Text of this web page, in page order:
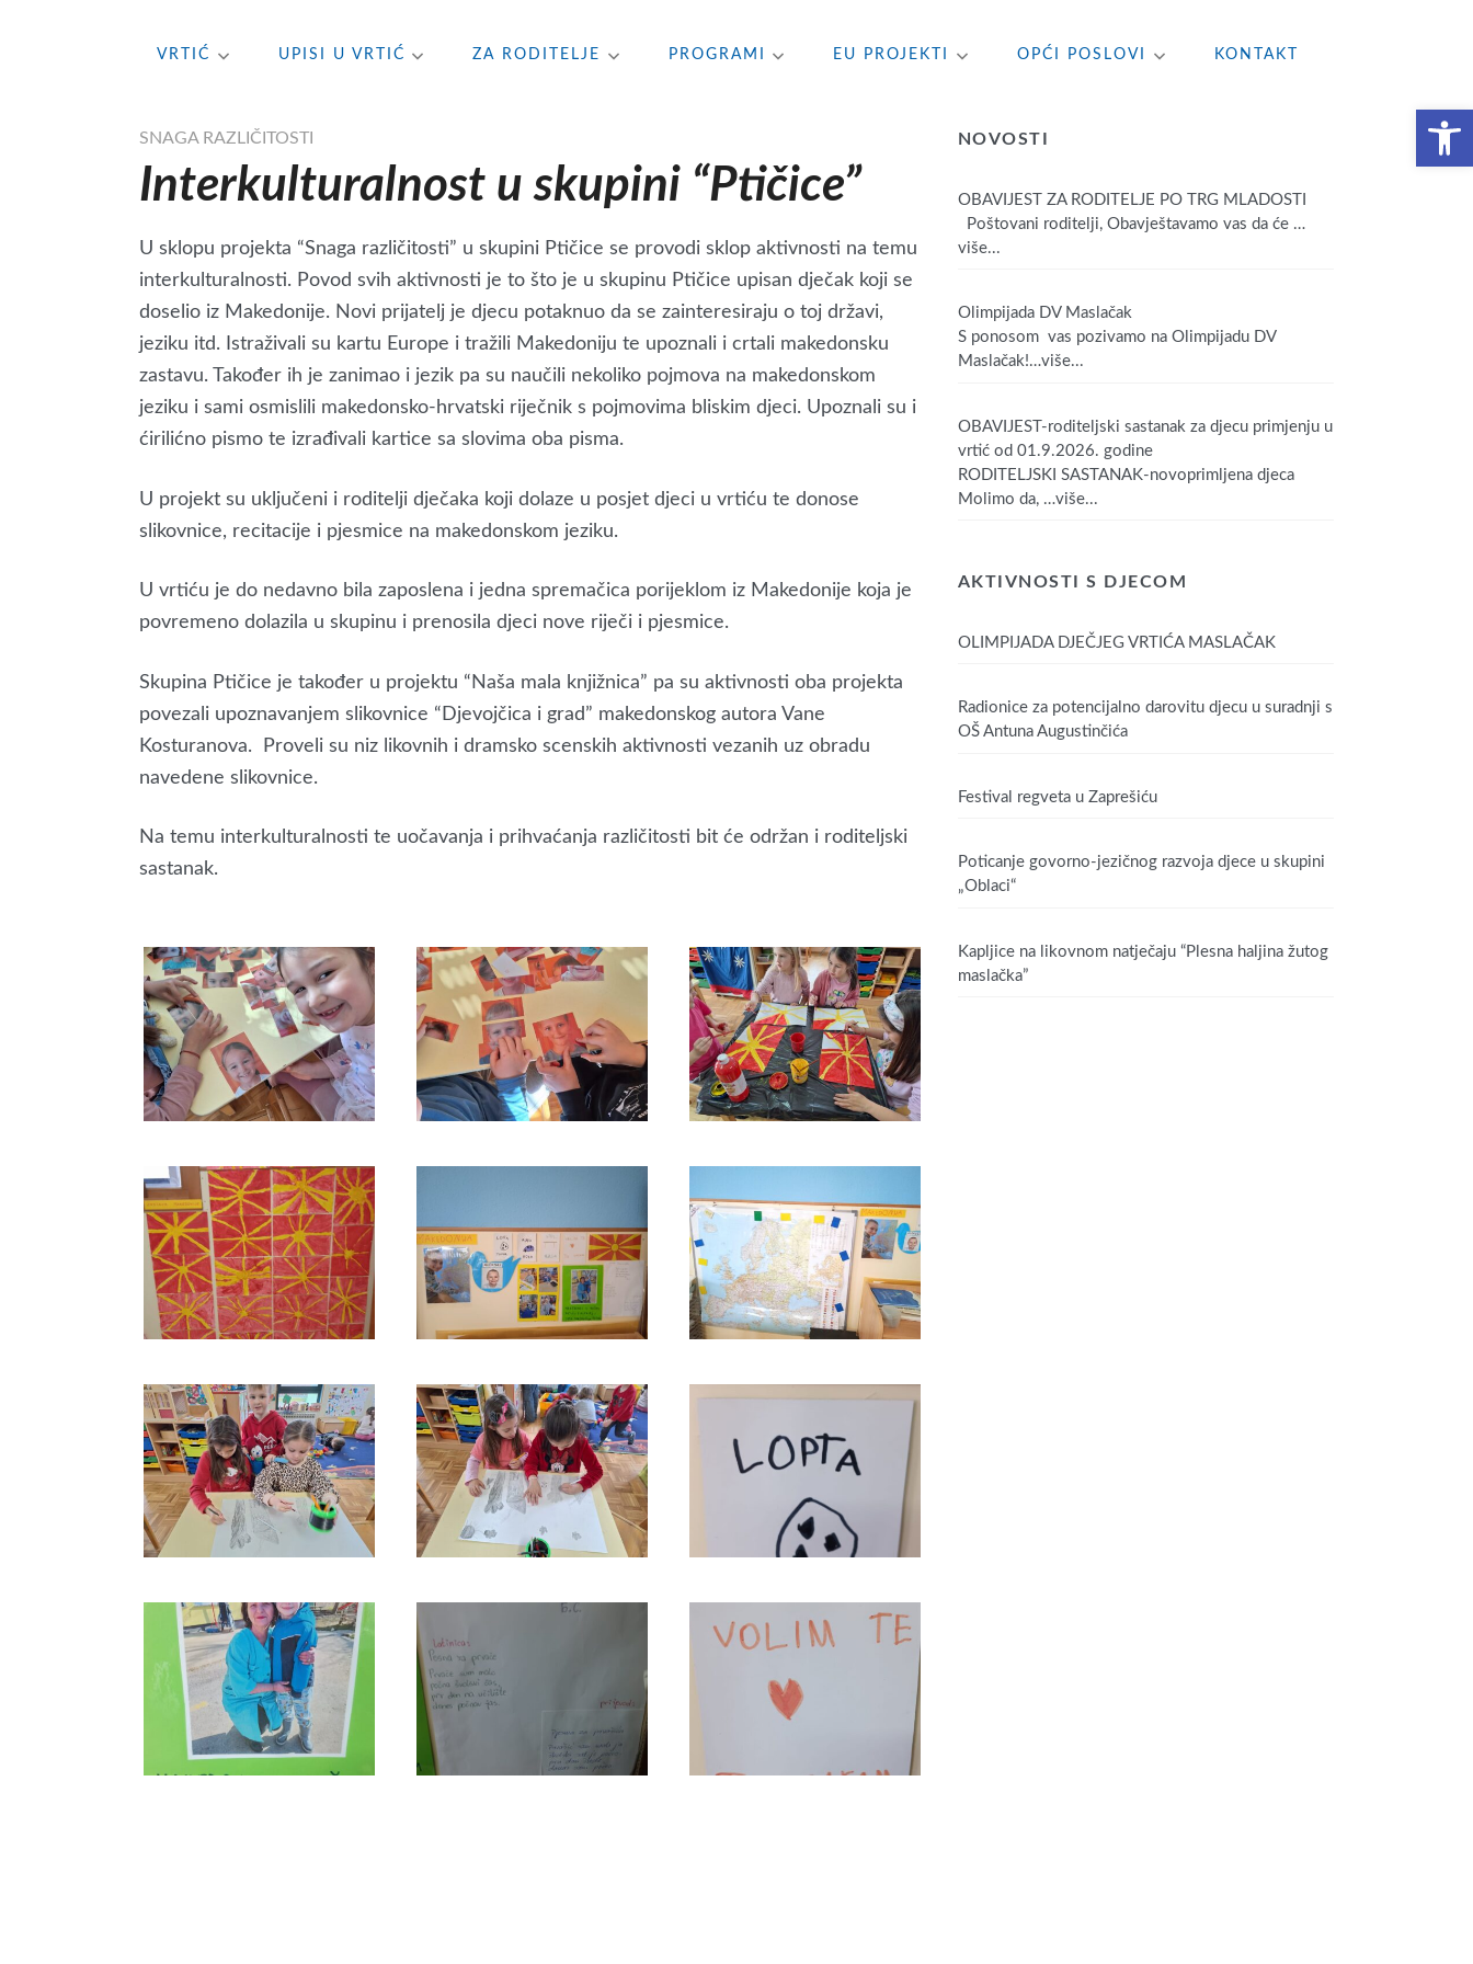
Open toolbar
VRTIĆ UPISI U VRTIĆ ZA RODITELJE PROGRAMI EU PROJEKTI OPĆI POSLOVI KONTAKT
SNAGA RAZLIČITOSTI
Interkulturalnost u skupini “Ptičice”
U sklopu projekta “Snaga različitosti” u skupini Ptičice se provodi sklop aktivnosti na temu
interkulturalnosti. Povod svih aktivnosti je to što je u skupinu Ptičice upisan dječak koji se
doselio iz Makedonije. Novi prijatelj je djecu potaknuo da se zainteresiraju o toj državi,
jeziku itd. Istraživali su kartu Europe i tražili Makedoniju te upoznali i crtali makedonsku
zastavu. Također ih je zanimao i jezik pa su naučili nekoliko pojmova na makedonskom
jeziku i sami osmislili makedonsko-hrvatski riječnik s pojmovima bliskim djeci. Upoznali su i
ćirilićno pismo te izrađivali kartice sa slovima oba pisma.
U projekt su uključeni i roditelji dječaka koji dolaze u posjet djeci u vrtiću te donose
slikovnice, recitacije i pjesmice na makedonskom jeziku.
U vrtiću je do nedavno bila zaposlena i jedna spremačica porijeklom iz Makedonije koja je
povremeno dolazila u skupinu i prenosila djeci nove riječi i pjesmice.
Skupina Ptičice je također u projektu “Naša mala knjižnica” pa su aktivnosti oba projekta
povezali upoznavanjem slikovnice “Djevojčica i grad” makedonskog autora Vane
Kosturanova. Proveli su niz likovnih i dramsko scenskih aktivnosti vezanih uz obradu
navedene slikovnice.
Na temu interkulturalnosti te uočavanja i prihvaćanja različitosti bit će održan i roditeljski
sastanak.
NOVOSTI
OBAVIJEST ZA RODITELJE PO TRG MLADOSTI
Poštovani roditelji, Obavještavamo vas da će …
više...
Olimpijada DV Maslačak
S ponosom vas pozivamo na Olimpijadu DV
Maslačak!…više...
OBAVIJEST-roditeljski sastanak za djecu primjenju u
vrtić od 01.9.2026. godine
RODITELJSKI SASTANAK-novoprimljena djeca
Molimo da, …više...
AKTIVNOSTI S DJECOM
OLIMPIJADA DJEČJEG VRTIĆA MASLAČAK
Radionice za potencijalno darovitu djecu u suradnji s
OŠ Antuna Augustinčića
Festival regveta u Zaprešiću
Poticanje govorno-jezičnog razvoja djece u skupini
„Oblaci“
Kapljice na likovnom natječaju “Plesna haljina žutog
maslačka”